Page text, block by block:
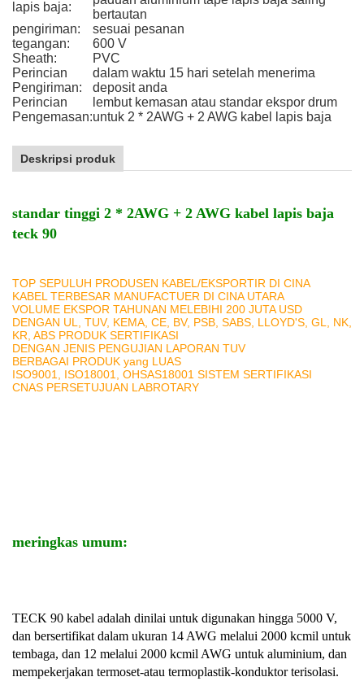
lapis baja:
bertautan
pengiriman:
sesuai pesanan
tegangan:
600 V
Sheath:
PVC
Perincian
Pengiriman:
dalam waktu 15 hari setelah menerima
deposit anda
Perincian
Pengemasan:
lembut kemasan atau standar ekspor drum
untuk 2 * 2AWG + 2 AWG kabel lapis baja
Deskripsi produk
standar tinggi 2 * 2AWG + 2 AWG kabel lapis baja
teck 90
TOP SEPULUH PRODUSEN KABEL/EKSPORTIR DI CINA
KABEL TERBESAR MANUFACTUER DI CINA UTARA
VOLUME EKSPOR TAHUNAN MELEBIHI 200 JUTA USD
DENGAN UL, TUV, KEMA, CE, BV, PSB, SABS, LLOYD'S, GL, NK,
KR, ABS PRODUK SERTIFIKASI
DENGAN JENIS PENGUJIAN LAPORAN TUV
BERBAGAI PRODUK yang LUAS
ISO9001, ISO18001, OHSAS18001 SISTEM SERTIFIKASI
CNAS PERSETUJUAN LABROTARY
meringkas umum:
TECK 90 kabel adalah dinilai untuk digunakan hingga 5000 V,
dan bersertifikat dalam ukuran 14 AWG melalui 2000 kcmil untuk
tembaga, dan 12 melalui 2000 kcmil AWG untuk aluminium, dan
mempekerjakan termoset-atau termoplastik-konduktor terisolasi.